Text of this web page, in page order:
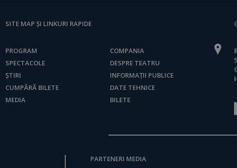
SITE MAP ȘI LINKURI RAPIDE
PROGRAM
SPECTACOLE
ȘTIRI
CUMPĂRĂ BILETE
MEDIA
COMPANIA
DESPRE TEATRU
INFORMAȚII PUBLICE
DATE TEHNICE
BILETE
PARTENERI MEDIA